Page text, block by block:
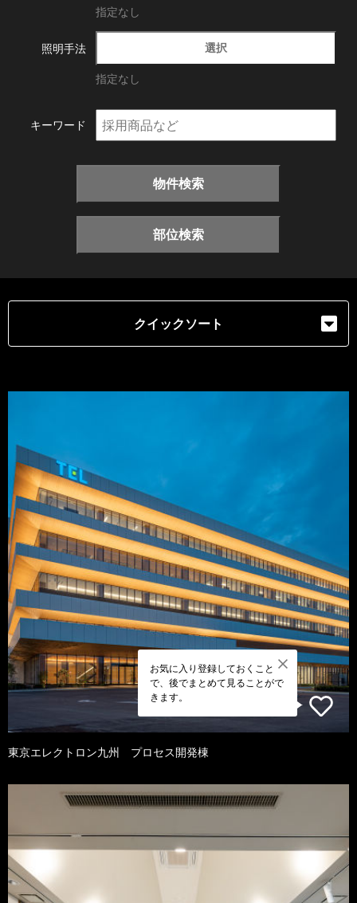
指定なし
照明手法 選択
指定なし
キーワード
物件検索
部位検索
クイックソート
お気に入り登録しておくこと
で、後でまとめて見ることがで
きます。
東京エレクトロン九州 プロセス開発棟